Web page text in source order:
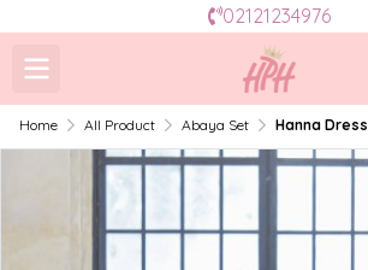
02121234976
Home All Product Abaya Set Hanna Dress